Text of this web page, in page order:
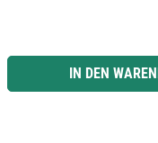
Wert ein oder benutze
IN DEN